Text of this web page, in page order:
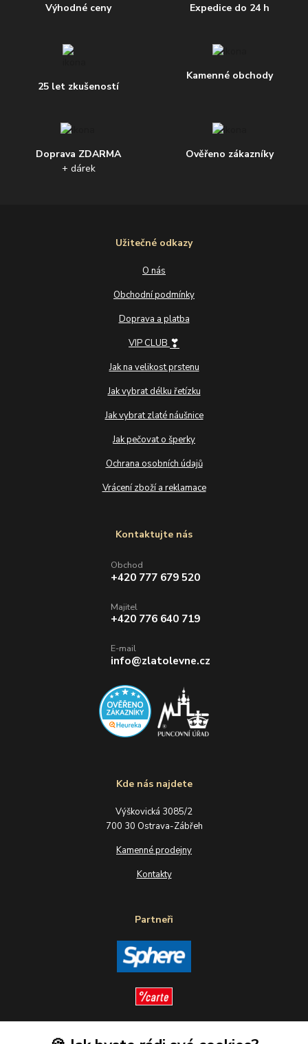
Výhodné ceny Expedice do 24 h
25 let zkušeností
Kamenné obchody
Doprava ZDARMA
+ dárek
Ověřeno zákazníky
Užitečné odkazy
O nás
Obchodní podmínky
Doprava a platba
VIP CLUB ❣
Jak na velikost prstenu
Jak vybrat délku řetízku
Jak vybrat zlaté náušnice
Jak pečovat o šperky
Ochrana osobních údajů
Vrácení zboží a reklamace
Kde nás najdete
Výškovická 3085/2
700 30 Ostrava-Zábřeh
Kamenné prodejny
Kontakty
Partneři
Kontaktujte nás
Obchod
+420 777 679 520
Majitel
+420 776 640 719
E-mail
info@zlatolevne.cz